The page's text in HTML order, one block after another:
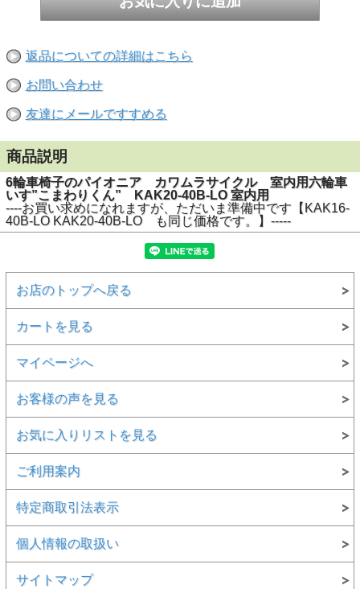
返品についての詳細はこちら
お問い合わせ
友達にメールですすめる
商品説明
6輪車椅子のパイオニア カワムラサイクル 室内用六輪車
いす”こまわりくん” KAK20-40B-LO 室内用
----お買い求めになれますが、ただいま準備中です【KAK16-
40B-LO KAK20-40B-LO も同じ価格です。】-----
お店のトップへ戻る
カートを見る
マイページへ
お客様の声を見る
お気に入りリストを見る
ご利用案内
特定商取引法表示
個人情報の取扱い
サイトマップ